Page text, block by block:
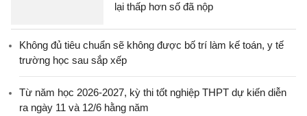
lại thấp hơn số đã nộp
Không đủ tiêu chuẩn sẽ không được bố trí làm kế toán, y tế
trường học sau sắp xếp
Từ năm học 2026-2027, kỳ thi tốt nghiệp THPT dự kiến diễn
ra ngày 11 và 12/6 hằng năm